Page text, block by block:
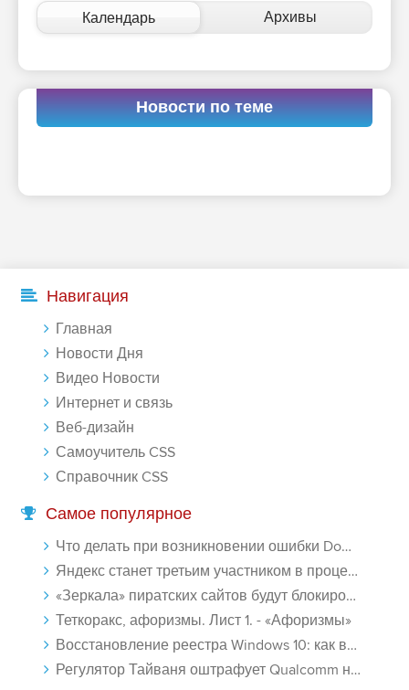
Календарь Архивы
Новости по теме
Навигация
Главная
Новости Дня
Видео Новости
Интернет и связь
Веб-дизайн
Самоучитель CSS
Справочник CSS
Самое популярное
Что делать при возникновении ошибки Download interrupted в Chrome - «Windows»
Яндекс станет третьим участником в процессе ФАС против Google - «Интернет»
«Зеркала» пиратских сайтов будут блокироваться! - «Интернет»
Теткоракс, афоризмы. Лист 1. - «Афоризмы»
Восстановление реестра Windows 10: как восстановить реестр Виндовс 10 - «Windows»
Регулятор Тайваня оштрафует Qualcomm на $774 млн - «Новости сети»